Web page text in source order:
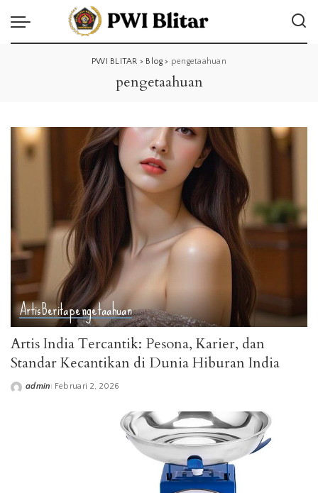
PWI BLITAR > Blog > pengetaahuan
pengetaahuan
ArtisBeritapengetaahuan
Artis India Tercantik: Pesona, Karier, dan
Standar Kecantikan di Dunia Hiburan India
Posted
admin Februari 2, 2026